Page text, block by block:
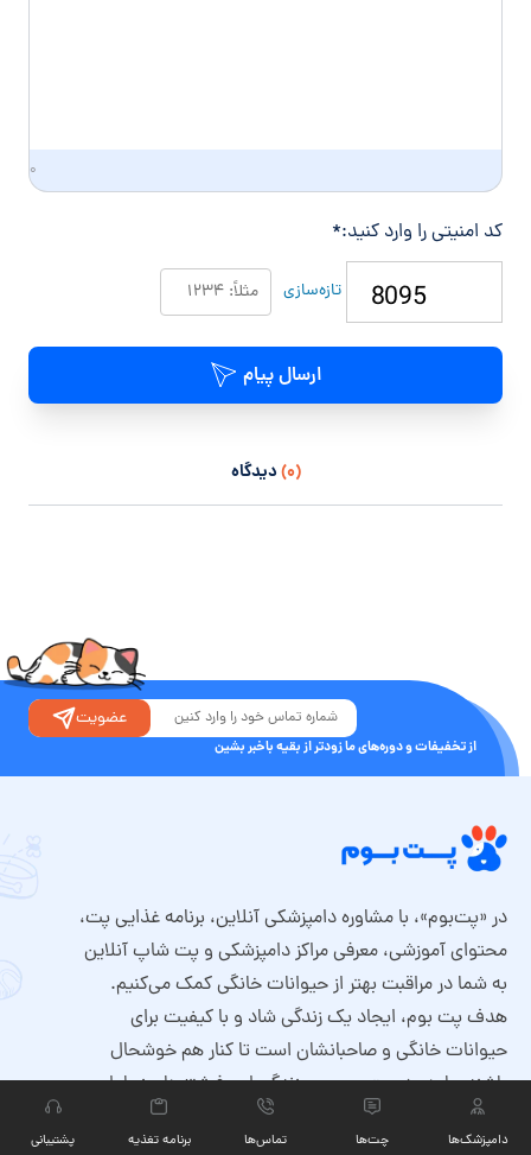
۰
کد امنیتی را وارد کنید:*
تازه‌سازی
ارسال پیام
(۰) دیدگاه
از تخفیفات و دوره‌های ما زودتر از بقیه باخبر بشین
عضویت
در «پت‌بوم»، با مشاوره دامپزشکی آنلاین، برنامه غذایی پت،
محتوای آموزشی، معرفی مراکز دامپزشکی و پت شاپ آنلاین
به شما در مراقبت بهتر از حیوانات خانگی کمک می‌کنیم.
هدف پت بوم، ایجاد یک زندگی شاد و با کیفیت برای
حیوانات خانگی و صاحبانشان است تا کنار هم خوشحال
باشند. با هم در پت‌بوم، بوم زندگی این فرشته‌های زیبا را
رنگی‌تر می‌کنیم.
دامپزشک‌ها چت‏‌ها تماس‌ها برنامه تغذیه پشتیبانی